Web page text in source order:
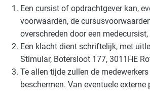
Een cursist of opdrachtgever kan,
voorwaarden, de
overschreden door een
Een klacht dient schriftelijk, met
Stimular, Botersloot 177, 3011HE
Te allen tijde zullen de
beschermen. Van eventuele